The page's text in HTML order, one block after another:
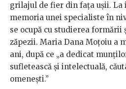
grilajul de fier din fața ușii. La
memoria unei specialiste în
se ocupă cu studierea
zăpezii. Maria Dana Moțoiu a
ani, după ce „a dedicat
sufletească și intelectuală,
omenești.”